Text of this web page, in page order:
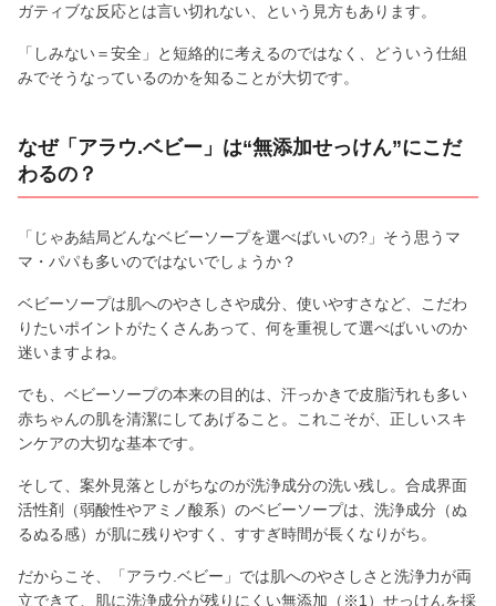
ガティブな反応とは言い切れない、という見方もあります。
「しみない＝安全」と短絡的に考えるのではなく、どういう仕組
みでそうなっているのかを知ることが大切です。
なぜ「アラウ.ベビー」は“無添加せっけん”にこだ
わるの？
「じゃあ結局どんなベビーソープを選べばいいの?」そう思うマ
マ・パパも多いのではないでしょうか？
ベビーソープは肌へのやさしさや成分、使いやすさなど、こだわ
りたいポイントがたくさんあって、何を重視して選べばいいのか
迷いますよね。
でも、ベビーソープの本来の目的は、汗っかきで皮脂汚れも多い
赤ちゃんの肌を清潔にしてあげること。これこそが、正しいスキ
ンケアの大切な基本です。
そして、案外見落としがちなのが洗浄成分の洗い残し。合成界面
活性剤（弱酸性やアミノ酸系）のベビーソープは、洗浄成分（ぬ
るぬる感）が肌に残りやすく、すすぎ時間が長くなりがち。
だからこそ、「アラウ.ベビー」では肌へのやさしさと洗浄力が両
立できて、肌に洗浄成分が残りにくい無添加（※1）せっけんを採